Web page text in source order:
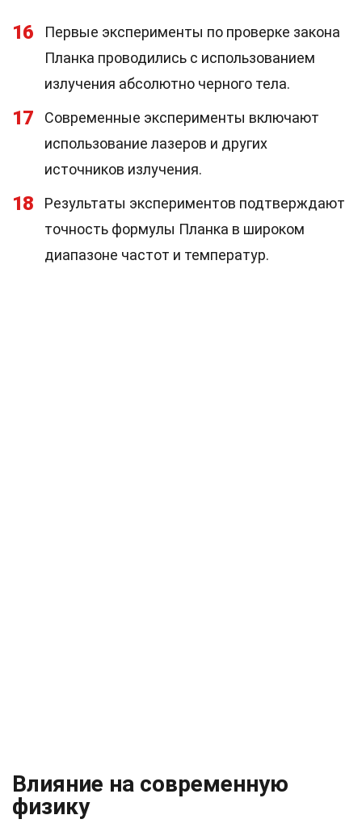
16
Первые эксперименты по проверке закона
Планка проводились с использованием
излучения абсолютно черного тела.
17
Современные эксперименты включают
использование лазеров и других
источников излучения.
18
Результаты экспериментов подтверждают
точность формулы Планка в широком
диапазоне частот и температур.
Влияние на современную
физику